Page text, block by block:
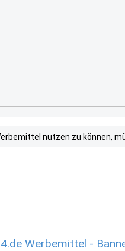
nutzen zu können,
Werbemittel -